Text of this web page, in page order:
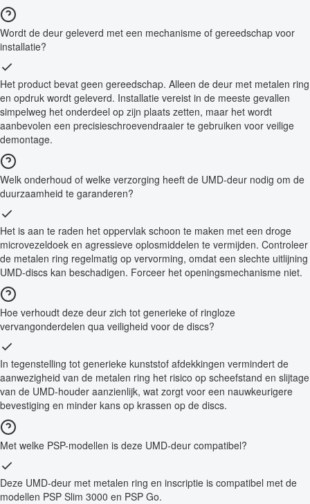
Wordt de deur geleverd met een mechanisme of gereedschap voor
installatie?
Het product bevat geen gereedschap. Alleen de deur met metalen ring
en opdruk wordt geleverd. Installatie vereist in de meeste gevallen
simpelweg het onderdeel op zijn plaats zetten, maar het wordt
aanbevolen een precisieschroevendraaier te gebruiken voor veilige
demontage.
Welk onderhoud of welke verzorging heeft de UMD-deur nodig om de
duurzaamheid te garanderen?
Het is aan te raden het oppervlak schoon te maken met een droge
microvezeldoek en agressieve oplosmiddelen te vermijden. Controleer
de metalen ring regelmatig op vervorming, omdat een slechte uitlijning
UMD-discs kan beschadigen. Forceer het openingsmechanisme niet.
Hoe verhoudt deze deur zich tot generieke of ringloze
vervangonderdelen qua veiligheid voor de discs?
In tegenstelling tot generieke kunststof afdekkingen vermindert de
aanwezigheid van de metalen ring het risico op scheefstand en slijtage
van de UMD-houder aanzienlijk, wat zorgt voor een nauwkeurigere
bevestiging en minder kans op krassen op de discs.
Met welke PSP-modellen is deze UMD-deur compatibel?
Deze UMD-deur met metalen ring en inscriptie is compatibel met de
modellen PSP Slim 3000 en PSP Go.